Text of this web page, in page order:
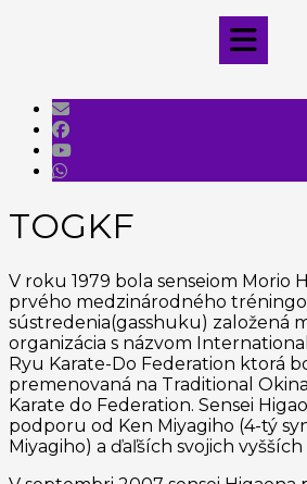
TOGKF
V roku 1979 bola senseiom Morio
prvého medzinárodného
sústredenia(gasshuku) založená
organizácia s názvom
Ryu Karate-Do Federation ktorá
premenovaná na Traditional
Karate do Federation. Sensei
podporu od Ken Miyagiho (4-tý
Miyagiho) a ďaľších svojich